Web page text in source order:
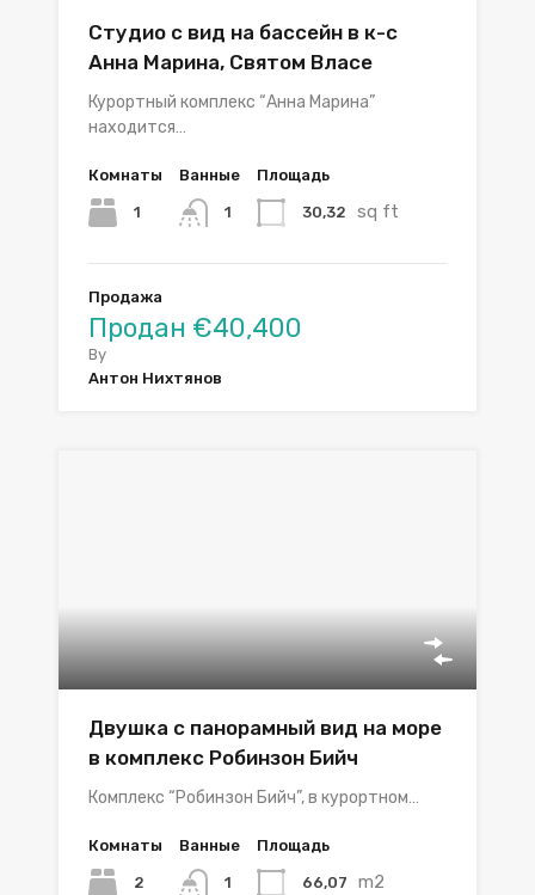
Студио с вид на бассейн в к-с
Анна Марина, Святом Власе
Курортный комплекс “Анна Марина”
находится…
Комнаты
1
Ванные
1
Площадь
30,32 sq ft
Продажа
Продан €40,400
By
Антон Нихтянов
Двушка с панорамный вид на море
в комплекс Робинзон Бийч
Комплекс “Робинзон Бийч”, в курортном…
Комнаты
2
Ванные
1
Площадь
66,07 m2